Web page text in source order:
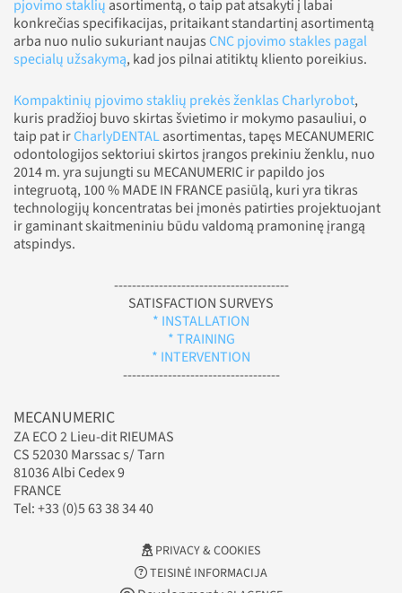
pjovimo staklių asortimentą, o taip pat atsakyti į labai
konkrečias specifikacijas, pritaikant standartinį asortimentą
arba nuo nulio sukuriant naujasCNC pjovimo stakles pagal
specialų užsakymą, kad jos pilnai atitiktų kliento poreikius.
Kompaktinių pjovimo staklių prekės ženklas Charlyrobot,
kuris pradžioj buvo skirtas švietimo ir mokymo pasauliui, o
taip pat irCharlyDENTALasortimentas, tapęs MECANUMERIC
odontologijos sektoriui skirtos įrangos prekiniu ženklu, nuo
2014 m. yra sujungti su MECANUMERIC ir papildo jos
integruotą, 100 % MADE IN FRANCE pasiūlą, kuri yra tikras
technologijų koncentratas bei įmonės patirties projektuojant
ir gaminant skaitmeniniu būdu valdomą pramoninę įrangą
atspindys.
---------------------------------------
SATISFACTION SURVEYS
* INSTALLATION
* TRAINING
* INTERVENTION
-----------------------------------
MECANUMERIC
ZA ECO 2 Lieu-dit RIEUMAS
CS 52030 Marssac s/ Tarn
81036 Albi Cedex 9
FRANCE
Tel: +33 (0)5 63 38 34 40
PRIVACY & COOKIES
TEISINĖ INFORMACIJA